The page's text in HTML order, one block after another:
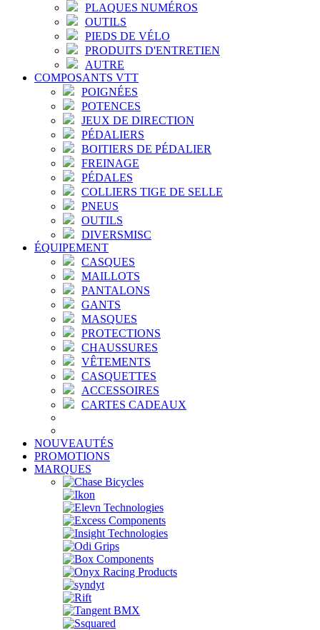
PLAQUES NUMÉROS
OUTILS
PIEDS DE VÉLO
PRODUITS D'ENTRETIEN
AUTRE
COMPOSANTS VTT
POIGNÉES
POTENCES
JEUX DE DIRECTION
PÉDALIERS
BOITIERS DE PÉDALIER
FREINAGE
PÉDALES
COLLIERS TIGE DE SELLE
PNEUS
OUTILS
DIVERSMISC
ÉQUIPEMENT
CASQUES
MAILLOTS
PANTALONS
GANTS
MASQUES
PROTECTIONS
CHAUSSURES
VÊTEMENTS
CASQUETTES
ACCESSOIRES
CARTES CADEAUX
NOUVEAUTÉS
PROMOTIONS
MARQUES